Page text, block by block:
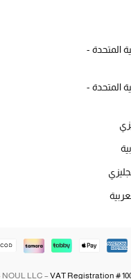
النجوم
المتحدة -
المتحدة -
NOUL LLC – VAT Registration #